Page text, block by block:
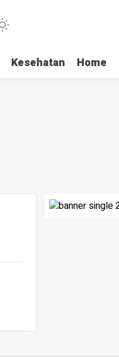
Kesehatan Home